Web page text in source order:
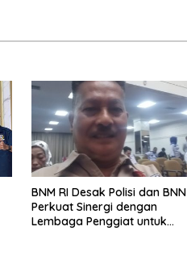
BNM RI Desak Polisi dan BNN
Perkuat Sinergi dengan
Lembaga Penggiat untuk